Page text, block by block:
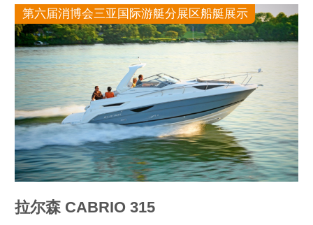
第六届消博会三亚国际游艇分展区船艇展示
拉尔森 CABRIO 315